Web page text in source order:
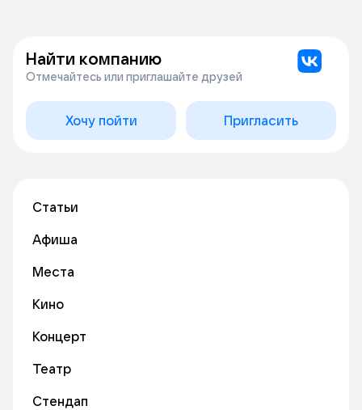
Найти компанию
Отмечайтесь или приглашайте друзей
Хочу пойти Пригласить
Статьи
Афиша
Места
Кино
Концерт
Театр
Стендап